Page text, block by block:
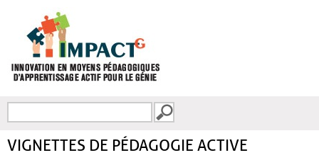
FORMULAIRE DE
VIGNETTES DE PÉDAGOGIE ACTIVE